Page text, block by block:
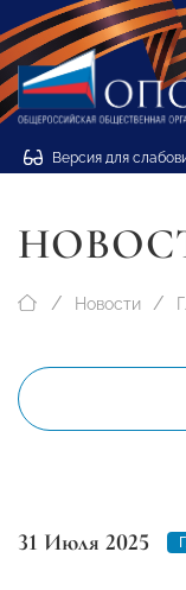
Версия для
Новости
31 Июля 2025